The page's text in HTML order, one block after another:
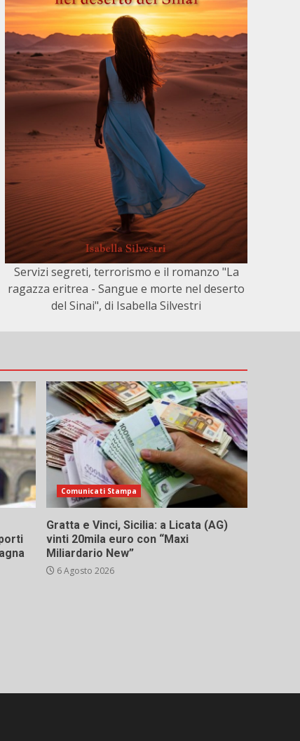
Servizi segreti, terrorismo e il romanzo "La
ragazza eritrea - Sangue e morte nel deserto
del Sinai", di Isabella Silvestri
Comunicati Stampa
Gratta e Vinci, Sicilia: a Licata (AG)
vinti 20mila euro con “Maxi
Miliardario New”
6 Agosto 2026